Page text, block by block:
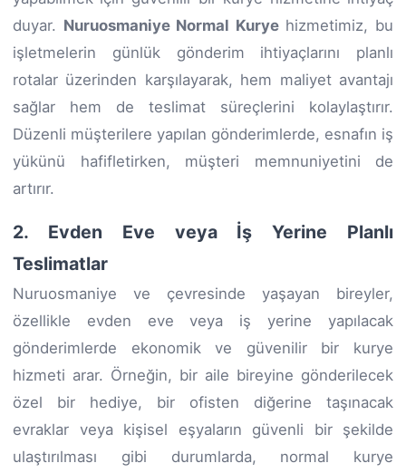
duyar. Nuruosmaniye Normal Kuryehizmetimiz, bu
işletmelerin günlük gönderim ihtiyaçlarını planlı
rotalar üzerinden karşılayarak, hem maliyet avantajı
sağlar hem de teslimat süreçlerini kolaylaştırır.
Düzenli müşterilere yapılan gönderimlerde, esnafın iş
yükünü hafifletirken, müşteri memnuniyetini de
artırır.
2. Evden Eve veya İş Yerine Planlı
Teslimatlar
Nuruosmaniye ve çevresinde yaşayan bireyler,
özellikle evden eve veya iş yerine yapılacak
gönderimlerde ekonomik ve güvenilir bir kurye
hizmeti arar. Örneğin, bir aile bireyine gönderilecek
özel bir hediye, bir ofisten diğerine taşınacak
evraklar veya kişisel eşyaların güvenli bir şekilde
ulaştırılması gibi durumlarda, normal kurye